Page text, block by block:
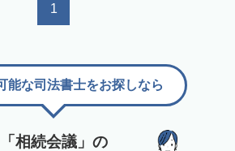
1
「相続会議」の
能な司法書士をお探しなら